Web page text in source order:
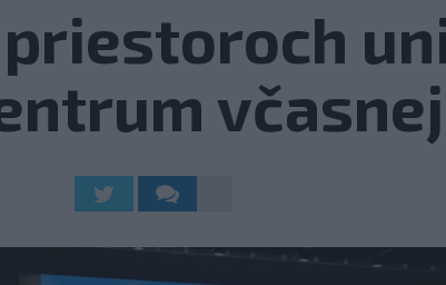
priestoroch